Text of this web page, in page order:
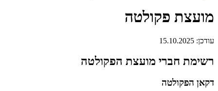
מועצת פקולטה
עודכן: 15.10.2025
רשימת חברי מועצת הפקולטה
דקאן הפקולטה